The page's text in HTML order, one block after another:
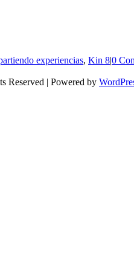
experiencias, Kin 8|0
Reserved | Powered by